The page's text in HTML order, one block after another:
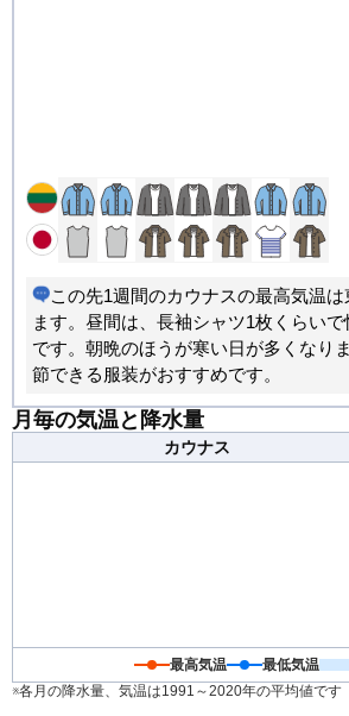
この先1週間のカウナスの最高気温
ます。昼間は、長袖シャツ1枚くらいで
です。朝晩のほうが寒い日が多くなり
節できる服装がおすすめです。
月毎の気温と降水量
カウナス
最高気温 最低気温
※各月の降水量、気温は1991～2020年の平均値です